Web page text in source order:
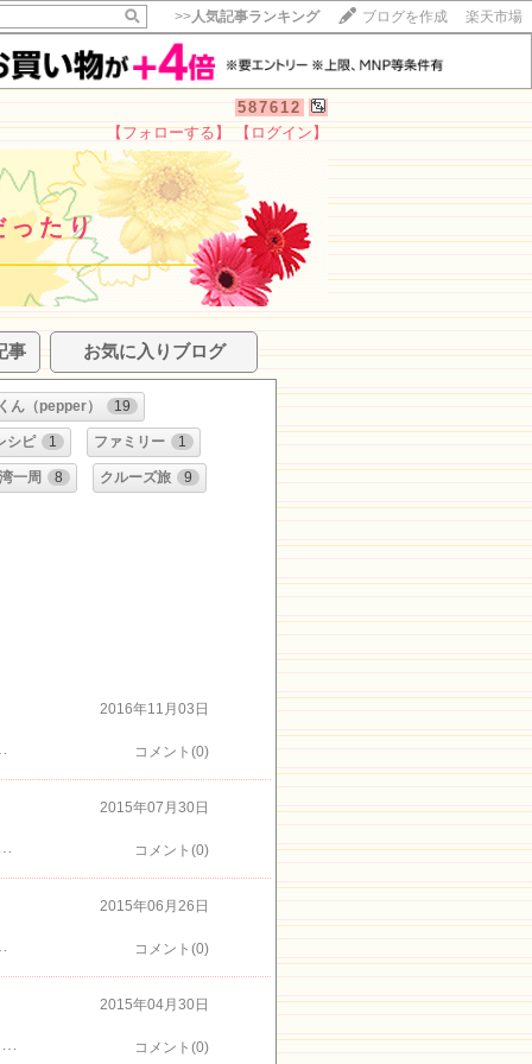
>>人気記事ランキング ブログを作成 楽天市場
587612
【フォローする】 【ログイン】
たり
事 お気に入りブログ
ん（pepper） 19
シピ 1 ファミリー 1
一周 8 クルーズ旅 9
2016年11月03日
コメント(0)
うです。 伊豆高原 海の見えるオーベルジュ パルテール 伊豆高原 パルテールは、フランス修行のシェフが 心こめたお料理とぱるちゃんが笑顔でお出迎えの宿です(^^) パルテール 予約電話番号 ０５５７－５１－８５８１ ←楽天トラベルからのご予約
2015年07月30日
コメント(0)
2015年06月26日
コメント(0)
2015年04月30日
コメント(0)